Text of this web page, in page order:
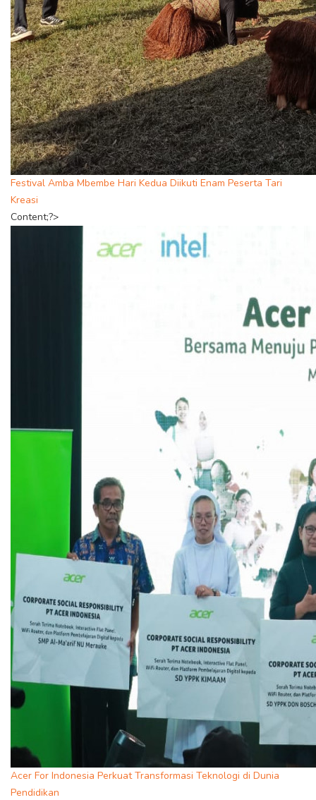
Festival Amba Mbembe Hari Kedua Diikuti Enam Peserta Tari
Kreasi
Content;?>
Acer For Indonesia Perkuat Transformasi Teknologi di Dunia
Pendidikan